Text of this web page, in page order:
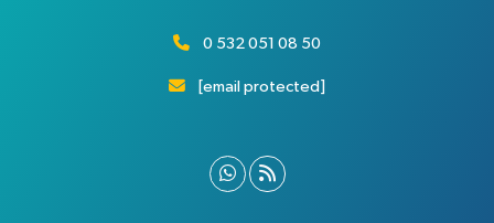
0 532 051 08 50
[email protected]